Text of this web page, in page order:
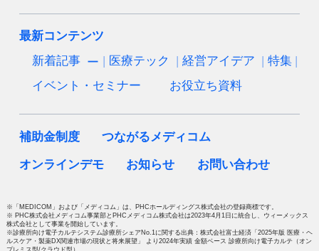
最新コンテンツ
新着記事
医療テック 経営アイデア
特集
イベント・セミナー
お役立ち資料
補助金制度 つながるメディコム
オンラインデモ お知らせ お問い合わせ
※「MEDICOM」および「メディコム」は、PHCホールディングス株式会社の登録商標です。
※ PHC株式会社メディコム事業部とPHCメディコム株式会社は2023年4月1日に統合し、ウィーメックス
株式会社として事業を開始しています。
※診療所向け電子カルテシステム診療所シェアNo.1に関する出典：株式会社富士経済「2025年版 医療・ヘ
ルスケア・製薬DX関連市場の現状と将来展望」 より2024年実績 金額ベース 診療所向け電子カルテ（オン
プレミス型/クラウド型）